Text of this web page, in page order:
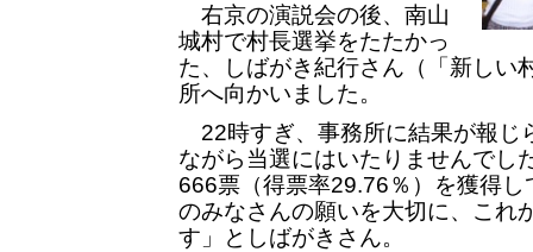
右京の演説会の後、南山
城村で村長選挙をたたかっ
た、しばがき紀行さん（「新しい
所へ向かいました。
22時すぎ、事務所に結果が報じ
ながら当選にはいたりませんでし
666票（得票率29.76％）を獲得
のみなさんの願いを大切に、これ
す」としばがきさん。